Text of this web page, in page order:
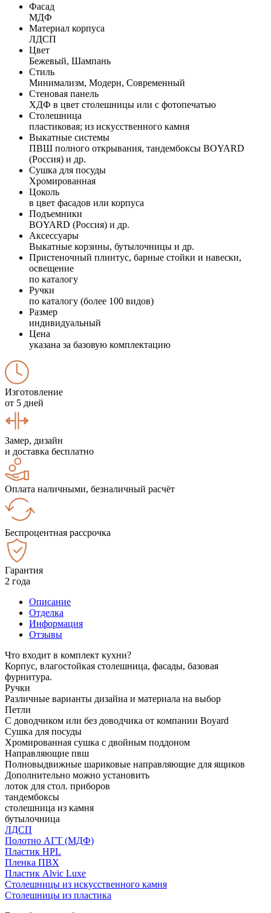
Фасад
МДФ
Материал корпуса
ЛДСП
Цвет
Бежевый, Шампань
Стиль
Минимализм, Модерн, Современный
Стеновая панель
ХДФ в цвет столешницы или с фотопечатью
Столешница
пластиковая; из искусственного камня
Выкатные системы
ПВШ полного открывания, тандембоксы BOYARD
(Россия) и др.
Сушка для посуды
Хромированная
Цоколь
в цвет фасадов или корпуса
Подъемники
BOYARD (Россия) и др.
Аксессуары
Выкатные корзины, бутылочницы и др.
Пристеночный плинтус, барные стойки и навески,
освещение
по каталогу
Ручки
по каталогу (более 100 видов)
Размер
индивидуальный
Цена
указана за базовую комплектацию
Изготовление
от 5 дней
Замер, дизайн
и доставка бесплатно
Оплата наличными, безналичный расчёт
Беспроцентная рассрочка
Гарантия
2 года
Описание
Отделка
Информация
Отзывы
Что входит в комплект кухни?
Корпус, влагостойкая столешница, фасады, базовая
фурнитура.
Ручки
Различные варианты дизайна и материала на выбор
Петли
С доводчиком или без доводчика от компании Boyard
Сушка для посуды
Хромированная сушка с двойным поддоном
Направляющие пвш
Полновыдвижные шариковые направляющие для ящиков
Дополнительно можно установить
лоток для стол. приборов
тандембоксы
столешница из камня
бутылочница
ЛДСП
Полотно АГТ (МДФ)
Пластик HPL
Пленка ПВХ
Пластик Alvic Luxe
Столешницы из искусственного камня
Столешницы из пластика